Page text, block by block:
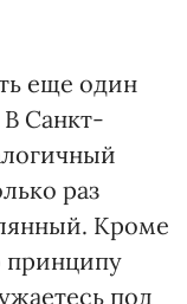
еще один
Санкт-
раз
Кроме
принципу
под